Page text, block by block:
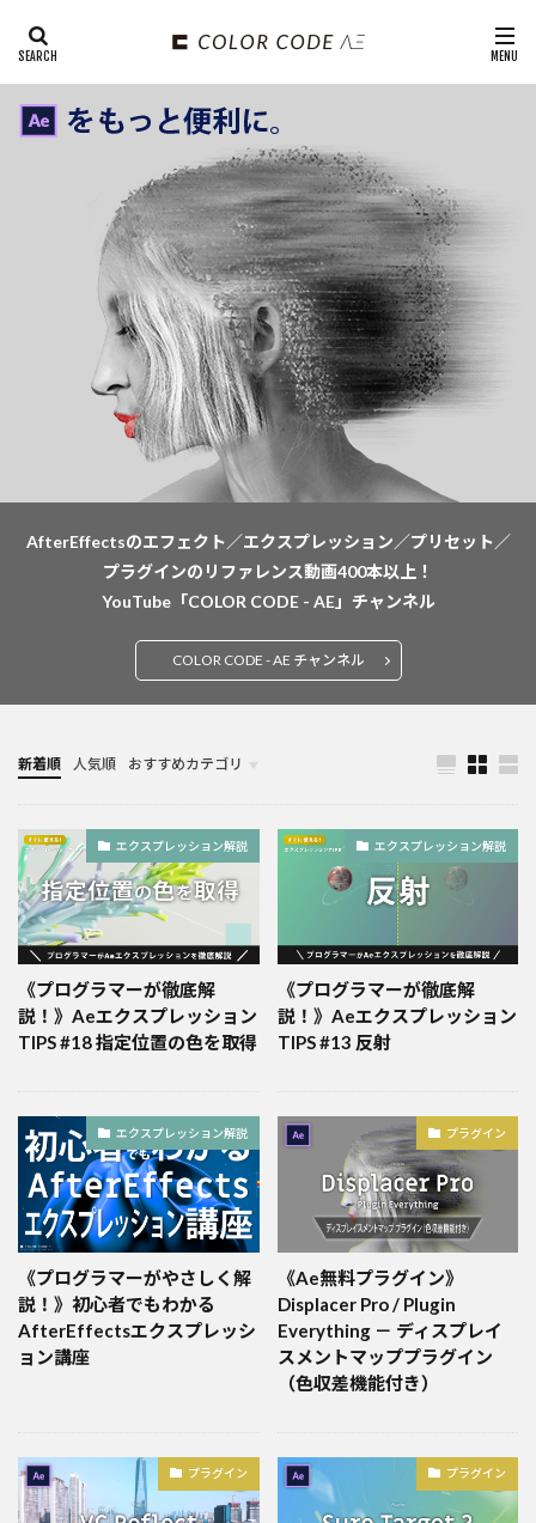
AfterEffectsのエフェクト／エクスプレッション／プリセット／
プラグインのリファレンス動画400本以上！
YouTube「COLOR CODE - AE」チャンネル
COLOR CODE - AE チャンネル
新着順 人気順 おすすめカテゴリ
未分類
エクスプレッション解説
《プログラマーが徹底解
説！》Aeエクスプレッション
TIPS #18 指定位置の色を取得
エクスプレッション解説
《プログラマーが徹底解
説！》Aeエクスプレッション
TIPS #13 反射
エクスプレッション解説
《プログラマーがやさしく解
説！》初心者でもわかる
AfterEffectsエクスプレッシ
ョン講座
プラグイン
《Ae無料プラグイン》
Displacer Pro / Plugin
Everything － ディスプレイ
スメントマッププラグイン
（色収差機能付き）
プラグイン プラグイン